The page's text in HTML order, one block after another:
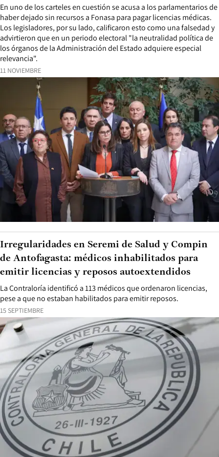
11 NOVIEMBRE
En uno de los carteles en cuestión se acusa a los parlamentarios de
haber dejado sin recursos a Fonasa para pagar licencias médicas.
Los legisladores, por su lado, calificaron esto como una falsedad y
advirtieron que en un periodo electoral "la neutralidad política de
los órganos de la Administración del Estado adquiere especial
relevancia".
15 SEPTIEMBRE
La Contraloría identificó a 113 médicos que ordenaron licencias,
pese a que no estaban habilitados para emitir reposos.
Irregularidades en Seremi de Salud y Compin
de Antofagasta: médicos inhabilitados para
emitir licencias y reposos autoextendidos